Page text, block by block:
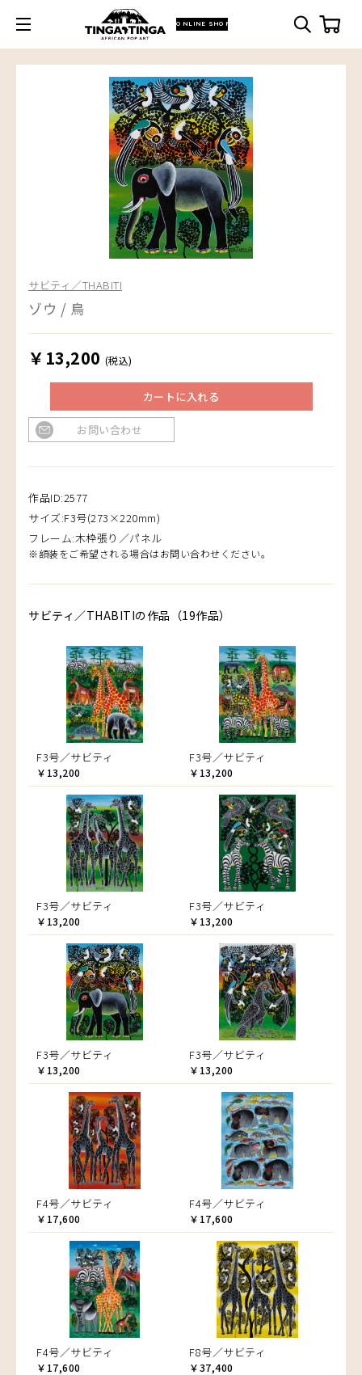
ONLINE SHOP
サビティ／THABITI
ゾウ / 鳥
￥13,200 (税込)
カートに入れる
お問い合わせ
作品ID:2577
サイズ:F3号(273×220mm)
フレーム:木枠張り／パネル
※額装をご希望される場合はお問い合わせください。
サビティ／THABITIの作品（19作品）
F3号／サビティ
￥13,200
F3号／サビティ
￥13,200
F3号／サビティ
￥13,200
F3号／サビティ
￥13,200
F3号／サビティ
￥13,200
F3号／サビティ
￥13,200
F4号／サビティ
￥17,600
F4号／サビティ
￥17,600
F4号／サビティ
￥17,600
F8号／サビティ
￥37,400